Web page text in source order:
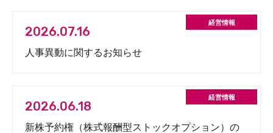
2026.07.16
人事異動に関するお知らせ
2026.06.18
新株予約権（株式報酬型ストックオプション）の